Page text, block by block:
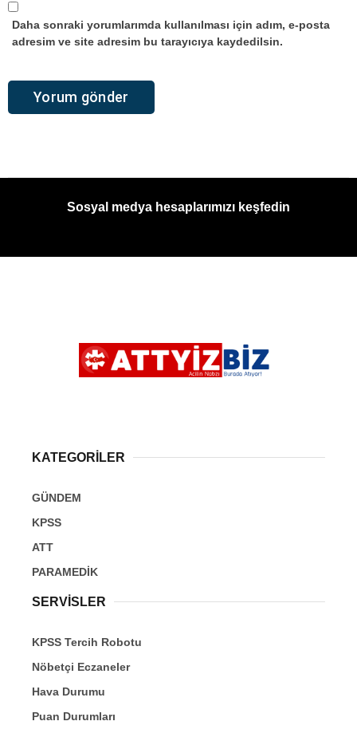
Daha sonraki yorumlarımda kullanılması için adım, e-posta
adresim ve site adresim bu tarayıcıya kaydedilsin.
Sosyal medya hesaplarımızı keşfedin
KATEGORİLER
GÜNDEM
KPSS
ATT
PARAMEDİK
SERVİSLER
KPSS Tercih Robotu
Nöbetçi Eczaneler
Hava Durumu
Puan Durumları